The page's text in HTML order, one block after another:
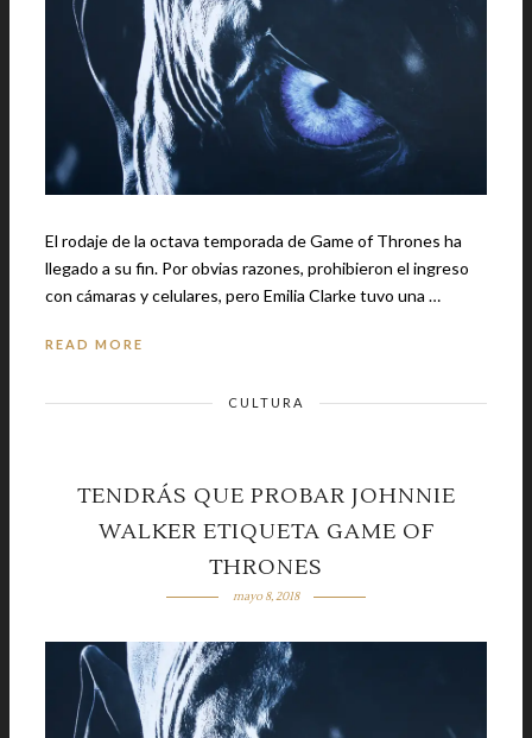
El rodaje de la octava temporada de Game of Thrones ha
llegado a su fin. Por obvias razones, prohibieron el ingreso
con cámaras y celulares, pero Emilia Clarke tuvo una …
READ MORE
CULTURA
TENDRÁS QUE PROBAR JOHNNIE
WALKER ETIQUETA GAME OF
THRONES
mayo 8, 2018